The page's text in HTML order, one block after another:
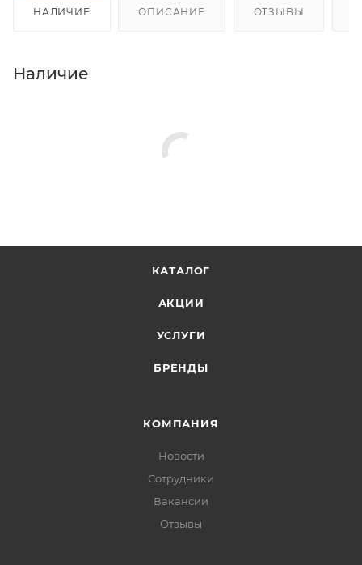
НАЛИЧИЕ ОПИСАНИЕ ОТЗЫВЫ
Наличие
КАТАЛОГ
АКЦИИ
УСЛУГИ
БРЕНДЫ
КОМПАНИЯ
Новости
Сотрудники
Вакансии
Отзывы